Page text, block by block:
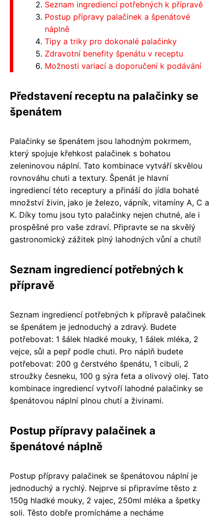
Seznam ingrediencí potřebných k přípravě
Postup přípravy palačinek a špenátové
náplně
Tipy a triky pro dokonalé palačinky
Zdravotní benefity špenátu v receptu
Možnosti variací a doporučení k podávání
Představení receptu na palačinky se
špenátem
Palačinky se špenátem jsou lahodným pokrmem,
který spojuje křehkost palačinek s bohatou
zeleninovou náplní. Tato kombinace vytváří skvělou
rovnováhu chuti a textury. Špenát je hlavní
ingrediencí této receptury a přináší do jídla bohaté
množství živin, jako je železo, vápník, vitamíny A, C a
K. Díky tomu jsou tyto palačinky nejen chutné, ale i
prospěšné pro vaše zdraví. Připravte se na skvělý
gastronomický zážitek plný lahodných vůní a chutí!
Seznam ingrediencí potřebných k
přípravě
Seznam ingrediencí potřebných k přípravě palačinek
se špenátem je jednoduchý a zdravý. Budete
potřebovat: 1 šálek hladké mouky, 1 šálek mléka, 2
vejce, sůl a pepř podle chuti. Pro náplň budete
potřebovat: 200 g čerstvého špenátu, 1 cibuli, 2
stroužky česneku, 100 g sýra feta a olivový olej. Tato
kombinace ingrediencí vytvoří lahodné palačinky se
špenátovou náplní plnou chutí a živinami.
Postup přípravy palačinek a
špenátové náplně
Postup přípravy palačinek se špenátovou náplní je
jednoduchý a rychlý. Nejprve si připravíme těsto z
150g hladké mouky, 2 vajec, 250ml mléka a špetky
soli. Těsto dobře promícháme a necháme